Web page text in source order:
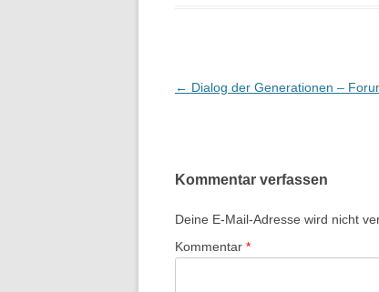
Beitrags-
← Dialog der Generationen –
Kommentar verfassen
Deine E-Mail-Adresse wird nicht
Kommentar *